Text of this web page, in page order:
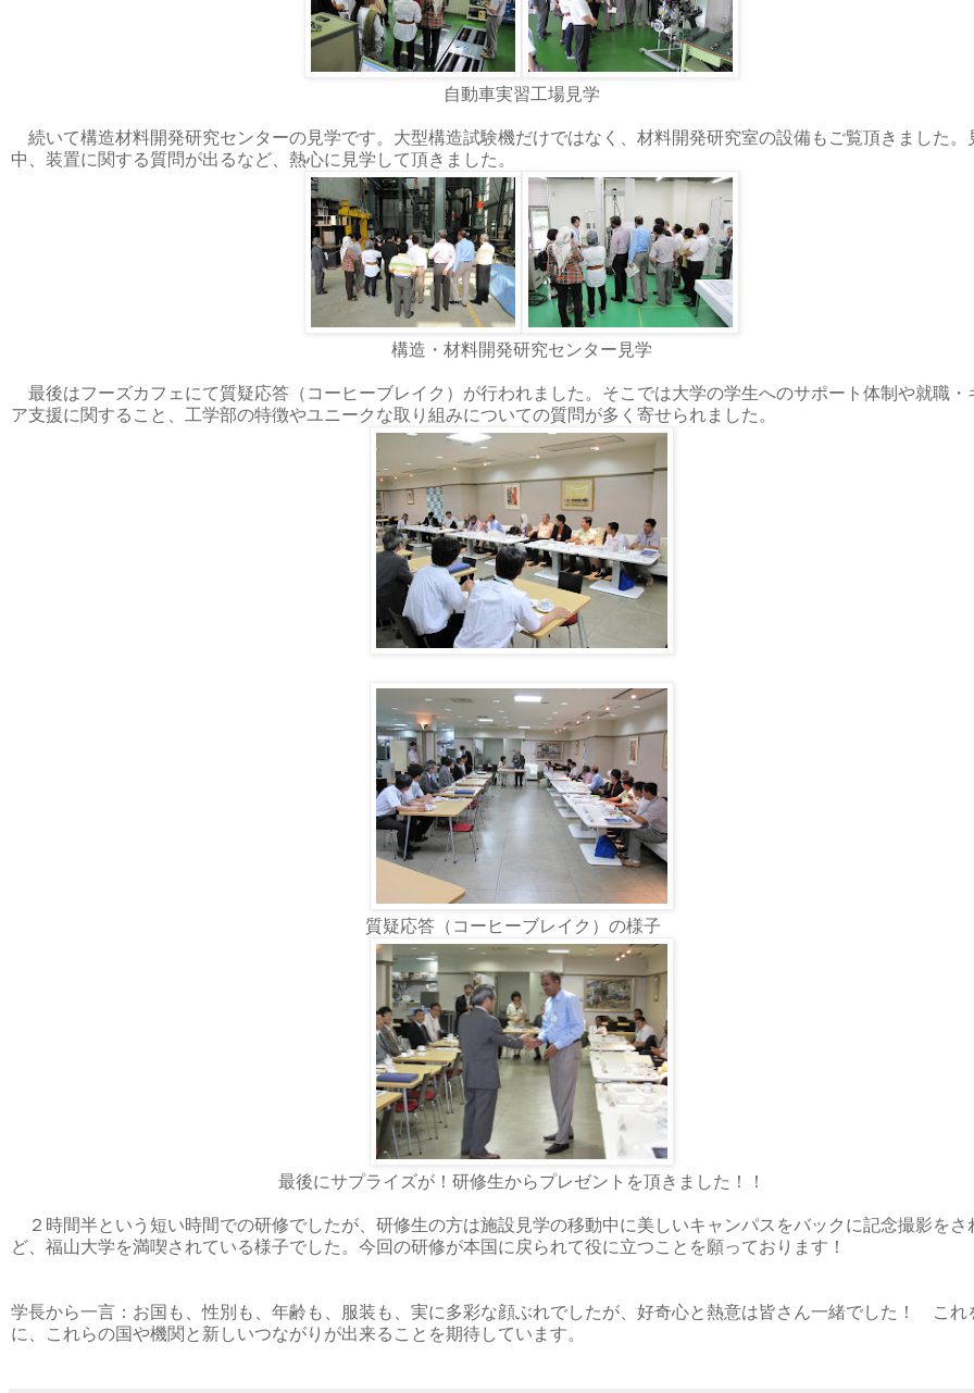
自動車実習工場見学
続いて構造材料開発研究センターの見学です。大型構造試験機だけではなく、材料開発研究室の設備もご覧頂きました。
中、装置に関する質問が出るなど、熱心に見学して頂きました。
構造・材料開発研究センター見学
最後はフーズカフェにて質疑応答（コーヒーブレイク）が行われました。そこでは大学の学生へのサポート体制や就職・
ア支援に関すること、工学部の特徴やユニークな取り組みについての質問が多く寄せられました。
質疑応答（コーヒーブレイク）の様子
最後にサプライズが！研修生からプレゼントを頂きました！！
２時間半という短い時間での研修でしたが、研修生の方は施設見学の移動中に美しいキャンパスをバックに記念撮影をさ
ど、福山大学を満喫されている様子でした。今回の研修が本国に戻られて役に立つことを願っております！
学長から一言：お国も、性別も、年齢も、服装も、実に多彩な顔ぶれでしたが、好奇心と熱意は皆さん一緒でした！ これ
に、これらの国や機関と新しいつながりが出来ることを期待しています。